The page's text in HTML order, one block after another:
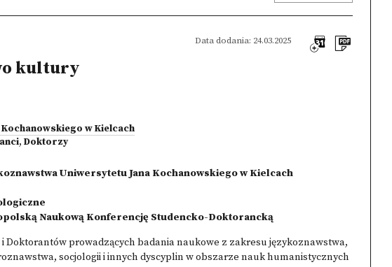
Data dodania: 24.03.2025
kultury
w Kielcach
, Doktorzy
Uniwersytetu Jana Kochanowskiego w Kielcach
Naukową Konferencję Studencko-Doktorancką
Doktorantów prowadzących badania naukowe z zakresu językoznawstwa,
socjologii i innych dyscyplin w obszarze nauk humanistycznych